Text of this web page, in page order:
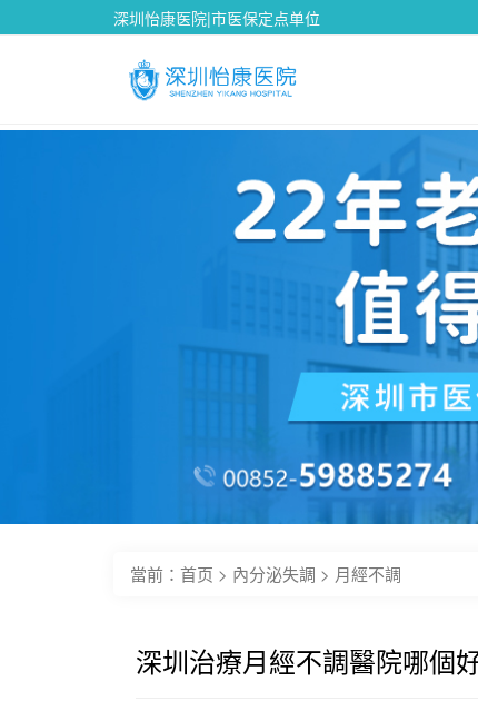
深圳怡康医院|市医保定点单位
當前： 首页 > 內分泌失調 > 月經不調
深圳治療月經不調醫院哪個